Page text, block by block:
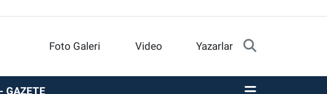
Foto Galeri Video Yazarlar
GAZETE